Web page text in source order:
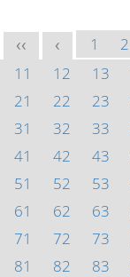
<< < 1 2
11
12 13
21
22 23
31
32 33
41
42 43
51
52 53
61
62 63
71
72 73
81
82 83